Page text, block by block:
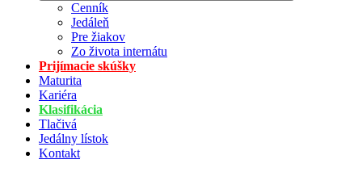
Cenník
Jedáleň
Pre žiakov
Zo života internátu
Prijímacie skúšky
Maturita
Kariéra
Klasifikácia
Tlačivá
Jedálny lístok
Kontakt